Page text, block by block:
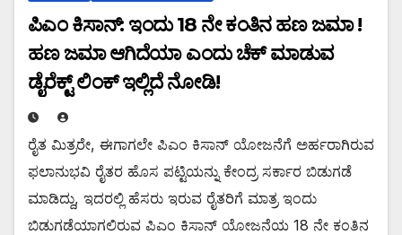
ಪಿಎಂ ಕಿಸಾನ್: ಇಂದು 18 ನೇ ಕಂತಿನ ಹಣ ಜಮಾ !
ಹಣ ಜಮಾ ಆಗಿದೆಯಾ ಎಂದು ಚೆಕ್ ಮಾಡುವ
ಡೈರೆಕ್ಟ್ ಲಿಂಕ್ ಇಲ್ಲಿದೆ ನೋಡಿ!
ರೈತ ಮಿತ್ರರೇ, ಈಗಾಗಲೇ ಪಿಎಂ ಕಿಸಾನ್ ಯೋಜನೆಗೆ ಅರ್ಹರಾಗಿರುವ
ಫಲಾನುಭವಿ ರೈತರ ಹೊಸ ಪಟ್ಟಿಯನ್ನು ಕೇಂದ್ರ ಸರ್ಕಾರ ಬಿಡುಗಡೆ
ಮಾಡಿದ್ದು, ಇದರಲ್ಲಿ ಹೆಸರು ಇರುವ ರೈತರಿಗೆ ಮಾತ್ರ ಇಂದು
ಬಿಡುಗಡೆಯಾಗಲಿರುವ ಪಿಎಂ ಕಿಸಾನ್ ಯೋಜನೆಯ 18 ನೇ ಕಂತಿನ